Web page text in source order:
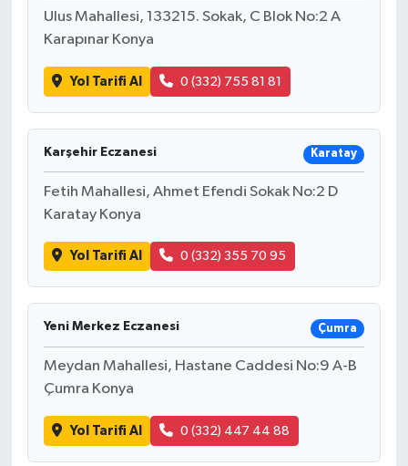
Ulus Mahallesi, 133215. Sokak, C Blok No:2 A
Karapınar Konya
Yol Tarifi Al 0 (332) 755 81 81
Karşehir Eczanesi Karatay
Fetih Mahallesi, Ahmet Efendi Sokak No:2 D
Karatay Konya
Yol Tarifi Al 0 (332) 355 70 95
Yeni Merkez Eczanesi Çumra
Meydan Mahallesi, Hastane Caddesi No:9 A-B
Çumra Konya
Yol Tarifi Al 0 (332) 447 44 88